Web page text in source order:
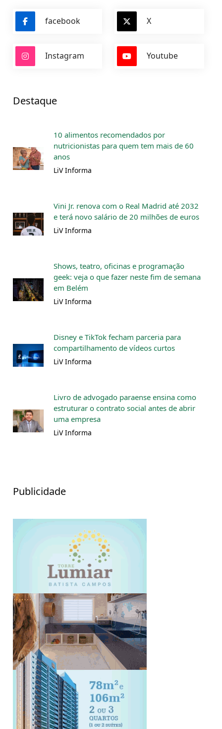
facebook X
Instagram Youtube
Destaque
10 alimentos recomendados por
nutricionistas para quem tem mais de 60
anos
LiV Informa
Vini Jr. renova com o Real Madrid até 2032
e terá novo salário de 20 milhões de euros
LiV Informa
Shows, teatro, oficinas e programação
geek: veja o que fazer neste fim de semana
em Belém
LiV Informa
Disney e TikTok fecham parceria para
compartilhamento de vídeos curtos
LiV Informa
Livro de advogado paraense ensina como
estruturar o contrato social antes de abrir
uma empresa
LiV Informa
Publicidade